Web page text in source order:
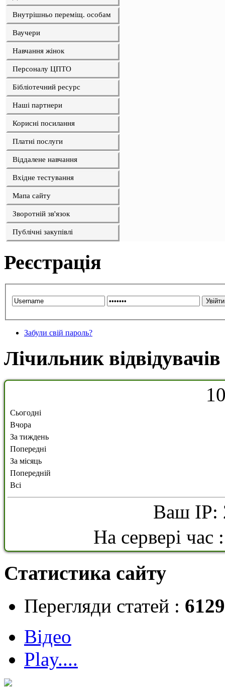
Внутрішньо переміщ. особам
Ваучери
Навчання жінок
Персоналу ЦПТО
Бібліотечний ресурс
Наші партнери
Корисні посилання
Платні послуги
Віддалене навчання
Вхідне тестування
Мапа сайту
Зворотній зв'язок
Публічні закупівлі
Реєстрація
Забули свій пароль?
Лічильник відвідувачів
1
Сьогодні
Вчора
За тиждень
Попередні
За місяць
Попередній
Всі
Ваш IP:
На сервері
Статистика сайту
Перегляди статей :
Відео
Play....